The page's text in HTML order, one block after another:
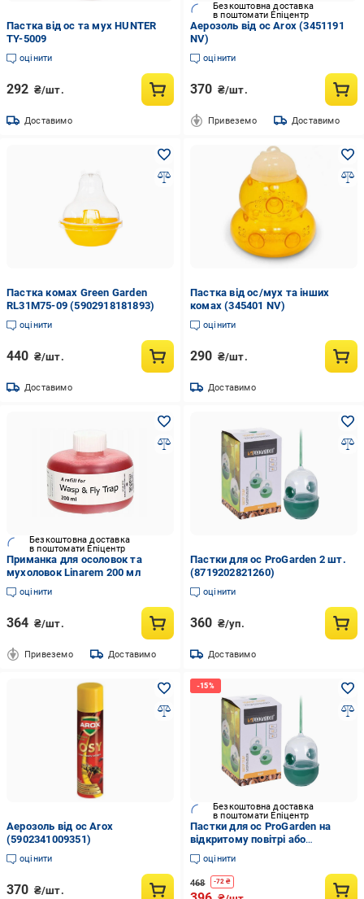
Пастка від ос та мух HUNTER
TY-5009
оцінити
292 ₴/шт.
Доставимо
Безкоштовна доставка
в поштомати Епіцентр
Аерозоль від ос Arox (3451191
NV)
оцінити
370 ₴/шт.
Привеземо Доставимо
Пастка комах Green Garden
RL31M75-09 (5902918181893)
оцінити
440 ₴/шт.
Доставимо
Пастка від ос/мух та інших
комах (345401 NV)
оцінити
290 ₴/шт.
Доставимо
Безкоштовна доставка
в поштомати Епіцентр
Приманка для осоловок та
мухоловок Linarem 200 мл
оцінити
364 ₴/шт.
Привеземо Доставимо
Пастки для ос ProGarden 2 шт.
(8719202821260)
оцінити
360 ₴/уп.
Доставимо
Аерозоль від ос Arox
(5902341009351)
оцінити
370 ₴/шт.
Безкоштовна доставка
в поштомати Епіцентр
Пастки для ос ProGarden на
відкритому повітрі або
всередині приміщення
багаторазова пластикова
120х80х80 мм 2 шт. (38620887)
оцінити
468 -72 ₴